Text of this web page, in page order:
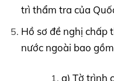
trì thẩm tra của
Hồ sơ đề nghị chấp
nước ngoài bao
a) Tờ trình